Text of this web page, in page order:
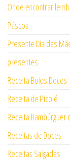
Onde encontrar
Páscoa
Presente Dia das
presentes
Receita Bolos Doces
Receita de Picolé
Receita Hambúrguer
Receitas de Doces
Receitas Salgadas